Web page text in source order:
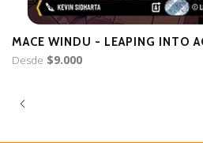
MACE WINDU - LEAPING INTO
Desde $9.000